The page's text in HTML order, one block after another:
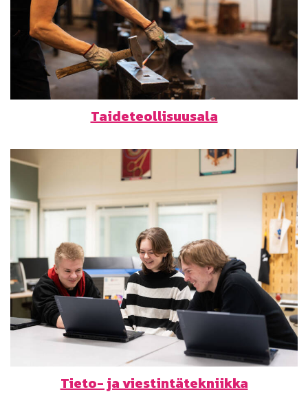
Taideteollisuusala
Tieto- ja viestintätekniikka